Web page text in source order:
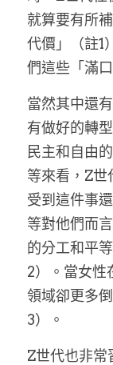
就算要有所
代價」（註1
們這些「滿
當然其中還
有做好的轉
民主和自由
等來看，Z世
受到這件事
等對他們而
的分工和平
2）。當女性
領域卻更多
3）。
Z世代也非常